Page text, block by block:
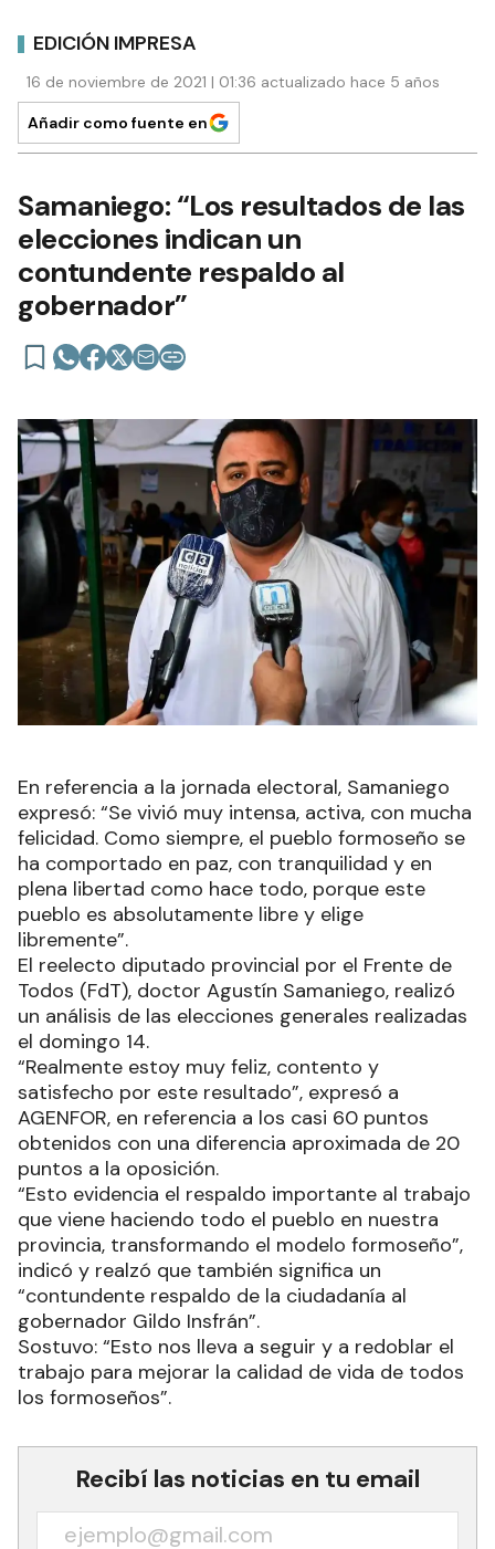
EDICIÓN IMPRESA
16 de noviembre de 2021 | 01:36 actualizado hace 5 años
Añadir como fuente en
Samaniego: “Los resultados de las
elecciones indican un
contundente respaldo al
gobernador”
En referencia a la jornada electoral, Samaniego
expresó: “Se vivió muy intensa, activa, con mucha
felicidad. Como siempre, el pueblo formoseño se
ha comportado en paz, con tranquilidad y en
plena libertad como hace todo, porque este
pueblo es absolutamente libre y elige
libremente”.
El reelecto diputado provincial por el Frente de
Todos (FdT), doctor Agustín Samaniego, realizó
un análisis de las elecciones generales realizadas
el domingo 14.
“Realmente estoy muy feliz, contento y
satisfecho por este resultado”, expresó a
AGENFOR, en referencia a los casi 60 puntos
obtenidos con una diferencia aproximada de 20
puntos a la oposición.
“Esto evidencia el respaldo importante al trabajo
que viene haciendo todo el pueblo en nuestra
provincia, transformando el modelo formoseño”,
indicó y realzó que también significa un
“contundente respaldo de la ciudadanía al
gobernador Gildo Insfrán”.
Sostuvo: “Esto nos lleva a seguir y a redoblar el
trabajo para mejorar la calidad de vida de todos
los formoseños”.
Recibí las noticias en tu email